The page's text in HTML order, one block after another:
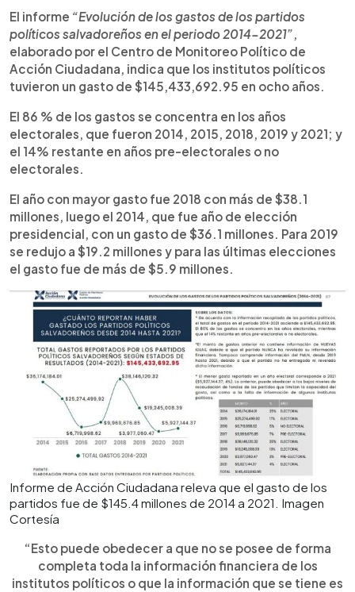
Escuchar artículo
El informe “Evolución de los gastos de los partidos
políticos salvadoreños en el periodo 2014-2021”
elaborado por el Centro de Monitoreo Político de
Acción Ciudadana, indica que los institutos políticos
tuvieron un gasto de $145,433,692.95 en ocho años.
El 86 % de los gastos se concentra en los años
electorales, que fueron 2014, 2015, 2018, 2019 y 2021; y
el 14% restante en años pre-electorales o no
electorales.
El año con mayor gasto fue 2018 con más de $38.1
millones, luego el 2014, que fue año de elección
presidencial, con un gasto de $36.1 millones. Para 2019
se redujo a $19.2 millones y para las últimas elecciones
el gasto fue de más de $5.9 millones.
Informe de Acción Ciudadana releva que el gasto de los
partidos fue de $145.4 millones de 2014 a 2021. Imagen
Cortesía
“Esto puede obedecer a que no se posee de forma
completa toda la información financiera de los
institutos políticos o que la información que se tiene es